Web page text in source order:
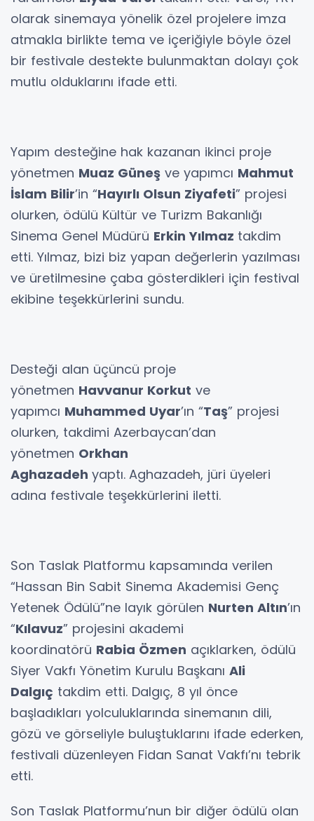
olarak sinemaya yönelik özel projelere imza
atmakla birlikte tema ve içeriğiyle böyle özel
bir festivale destekte bulunmaktan dolayı çok
mutlu olduklarını ifade etti.
Yapım desteğine hak kazanan ikinci proje
yönetmen Muaz Güneş ve yapımcı Mahmut
İslam Bilir’in “Hayırlı Olsun Ziyafeti” projesi
olurken, ödülü Kültür ve Turizm Bakanlığı
Sinema Genel Müdürü Erkin Yılmaz takdim
etti. Yılmaz, bizi biz yapan değerlerin yazılması
ve üretilmesine çaba gösterdikleri için festival
ekibine teşekkürlerini sundu.
Desteği alan üçüncü proje
yönetmen Havvanur Korkut ve
yapımcı Muhammed Uyar’ın “Taş” projesi
olurken, takdimi Azerbaycan’dan
yönetmen Orkhan
Aghazadeh yaptı. Aghazadeh, jüri üyeleri
adına festivale teşekkürlerini iletti.
Son Taslak Platformu kapsamında verilen
“Hassan Bin Sabit Sinema Akademisi Genç
Yetenek Ödülü”ne layık görülen Nurten Altın’ın
“Kılavuz” projesini akademi
koordinatörü Rabia Özmen açıklarken, ödülü
Siyer Vakfı Yönetim Kurulu Başkanı Ali
Dalgıç takdim etti. Dalgıç, 8 yıl önce
başladıkları yolculuklarında sinemanın dili,
gözü ve görseliyle buluştuklarını ifade ederken,
festivali düzenleyen Fidan Sanat Vakfı’nı tebrik
etti.
Son Taslak Platformu’nun bir diğer ödülü olan